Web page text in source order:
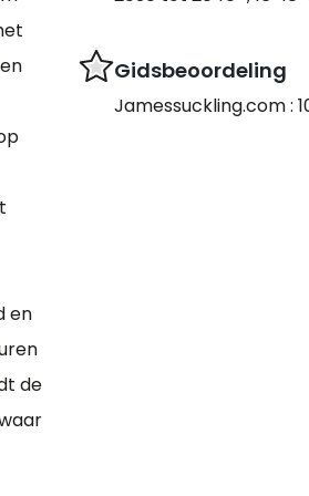
en
de
Gidsbeoordeling
Jamessuckling.com :